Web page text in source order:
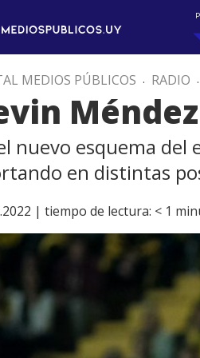
MEDIOS PÚBLICOS . RADIO .
nuevo esquema
en distintas
| tiempo de lectura: < 1